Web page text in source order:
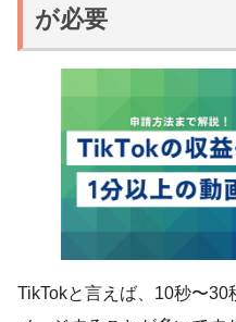
が必要
TikTokと言えば、10秒〜30